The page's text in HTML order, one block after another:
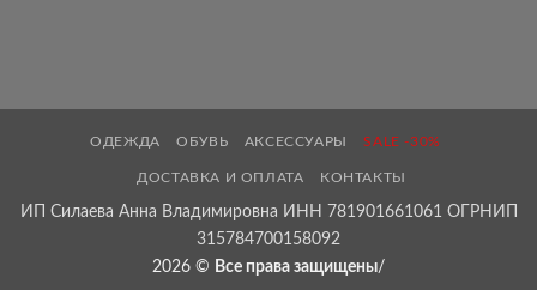
ОДЕЖДА ОБУВЬ АКСЕССУАРЫ SALE -30%
ДОСТАВКА И ОПЛАТА КОНТАКТЫ
ИП Силаева Анна Владимировна ИНН 781901661061 ОГРНИП
315784700158092
2026 © Все права защищены/